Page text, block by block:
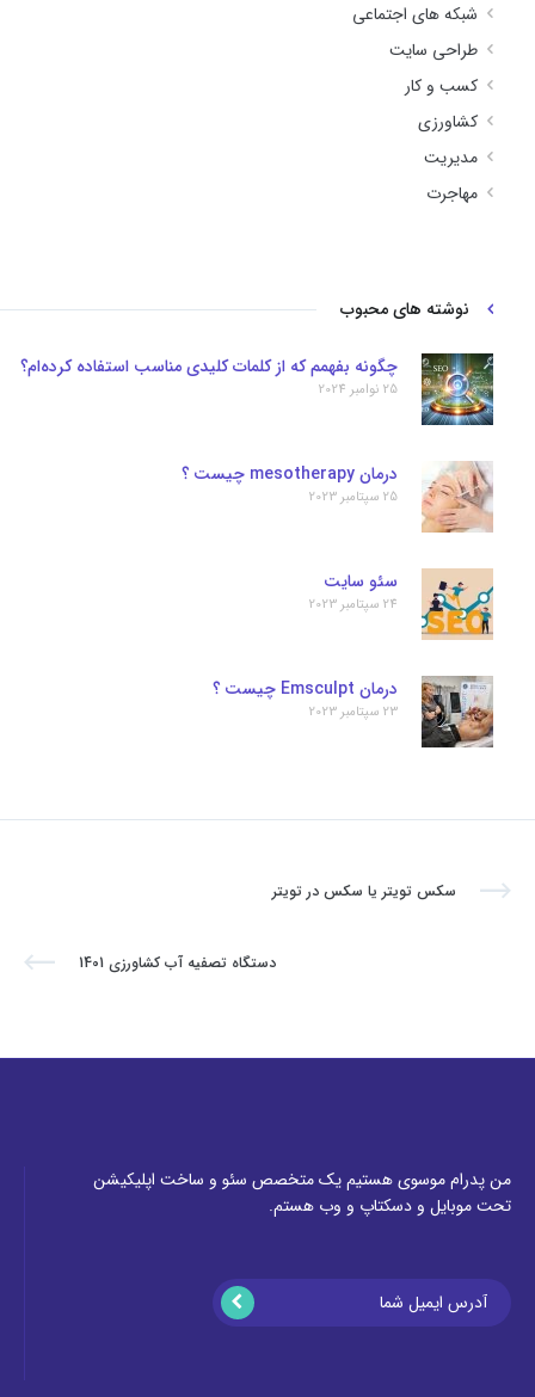
شبکه های اجتماعی
طراحی سایت
کسب و کار
کشاورزی
مدیریت
مهاجرت
نوشته های محبوب
چگونه بفهمم که از کلمات کلیدی مناسب استفاده کرده‌ام؟
25 نوامبر 2024
درمان mesotherapy چیست ؟
25 سپتامبر 2023
سئو سایت
24 سپتامبر 2023
درمان Emsculpt چیست ؟
23 سپتامبر 2023
سکس تویتر یا سکس در تویتر
دستگاه تصفیه آب کشاورزی 1401
من پدرام موسوی هستیم یک متخصص سئو و ساخت اپلیکیشن
تحت موبایل و دسکتاپ و وب هستم.